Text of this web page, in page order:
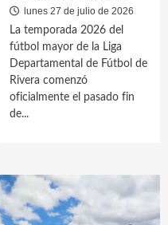
lunes 27 de julio de 2026
La temporada 2026 del
fútbol mayor de la Liga
Departamental de Fútbol de
Rivera comenzó
oficialmente el pasado fin
de...